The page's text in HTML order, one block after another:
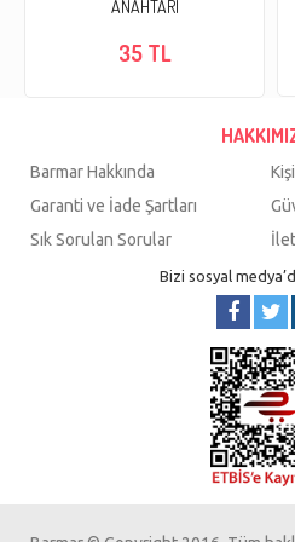
ANAHTARI
35 TL
Barmar Hakkında
Garanti ve İade Şartları
Sık Sorulan Sorular
Bizi sosyal